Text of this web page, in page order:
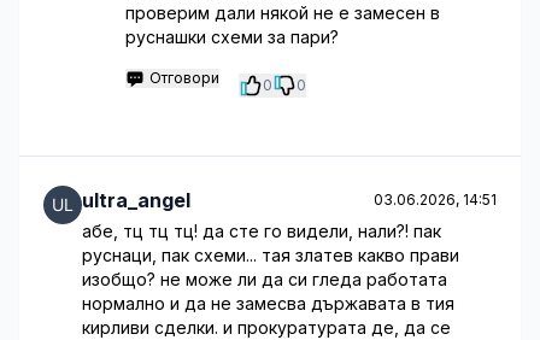
проверим дали някой не е замесен в
руснашки схеми за пари?
Отговори 0 0
ultra_angel 03.06.2026, 14:51
абе, тц тц тц! да сте го видели, нали?! пак
руснаци, пак схеми... тая златев какво прави
изобщо? не може ли да си гледа работата
нормално и да не замесва държавата в тия
кирливи сделки. и прокуратурата де, да се